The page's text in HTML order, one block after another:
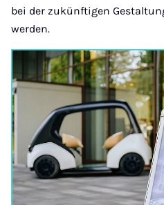
bei der zukünftigen
werden.